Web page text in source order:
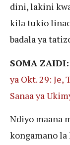
dini, lakini
kila tukio
badala ya
SOMA ZAIDI:
ya Okt. 29: Je,
Sanaa ya
Ndiyo maana
kongamano